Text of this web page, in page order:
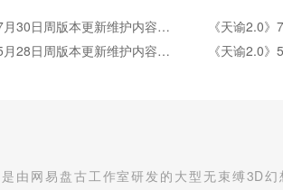
《天谕2.0》7月30日周版本更新维护内容公告
《天谕2.0》5月28日周版本更新维护内容公告
是由网易盘古工作室研发的大型无束缚3D幻